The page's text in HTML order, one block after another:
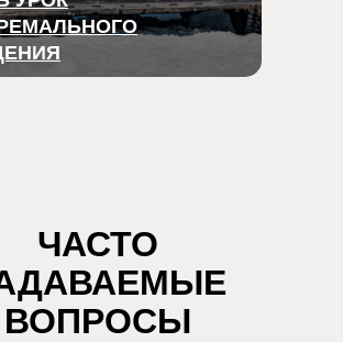
НОГО ВОЖДЕНИЯ
ЧАСТО
ВОПРОСЫ